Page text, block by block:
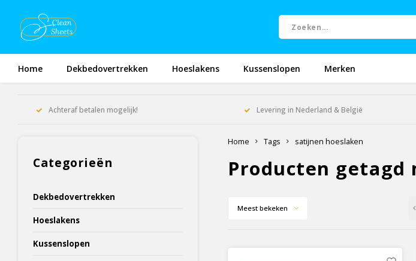
Home Dekbedovertrekken Hoeslakens Kussenslopen Merken
Achteraf betalen mogelijk! Levering in Nederland & België
Categorieën
Dekbedovertrekken
Hoeslakens
Kussenslopen
Home Tags satijnen hoeslaken
Producten
Meest bekeken